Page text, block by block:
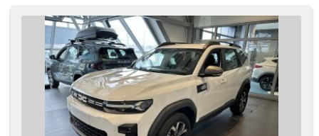
do kopce (HSA), hands free, Fahrkamera, digitální příjem
rádia (DAB), Android Auto, Apple CarPlay, parkovací
senzory zadní